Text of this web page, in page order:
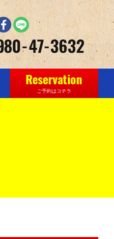
Reservation
ご予約はコチラ